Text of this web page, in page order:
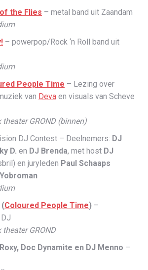
the Flies​ – metal band uit Zaandam
– powerpop/Rock ‘n Roll band uit
People Time – Lezing over
van Deva en visuals van Scheve
GROND (binnen)
DJ Contest – Deelnemers: DJ
D. en DJ Brenda​, met host DJ
en juryleden Paul Schaaps
​ (Coloured People Time) –
GROND
Doc Dynamite en DJ Menno –